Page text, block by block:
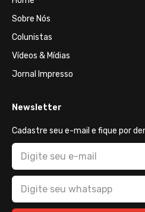
Sobre Nós
Colunistas
Vídeos & Mídias
Jornal Impresso
Newsletter
Cadastre seu e-mail e fique por